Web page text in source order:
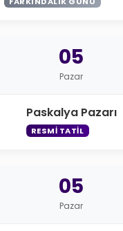
05
Pazar
Paskalya Pazarı
RESMI TATIL
05
Pazar